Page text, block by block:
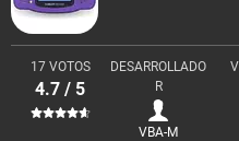
17 VOTOS
4.7 / 5
DESARROLLADO
R
VBA-M